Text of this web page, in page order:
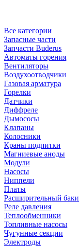
Все категории
Запасные части
Запчасти Buderus
Автоматы горения
Вентиляторы
Воздухоотводчики
Газовая арматура
Горелки
Датчики
Диффреле
Дымососы
Клапаны
Колосники
Краны подпитки
Магниевые аноды
Модули
Насосы
Ниппели
Платы
Расширительный баки
Реле давления
Теплообменники
Топливные насосы
Чугунные секции
Электроды